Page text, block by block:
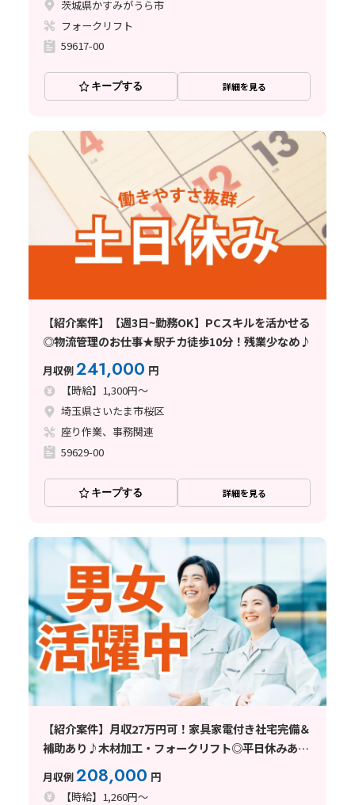
茨城県かすみがうら市
フォークリフト
59617-00
キープする 詳細を見る
【紹介案件】【週3日~勤務OK】PCスキルを活かせる
◎物流管理のお仕事★駅チカ徒歩10分！残業少なめ♪
月収例241,000 円
【時給】1,300円～
埼玉県さいたま市桜区
座り作業、事務関連
59629-00
キープする 詳細を見る
【紹介案件】月収27万円可！家具家電付き社宅完備＆
補助あり♪木材加工・フォークリフト◎平日休みあり
月収例208,000 円
【時給】1,260円～